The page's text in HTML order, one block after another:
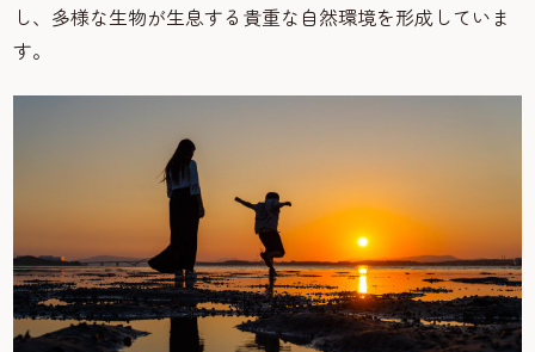
し、多様な生物が生息する貴重な自然環境を形成していま
す。